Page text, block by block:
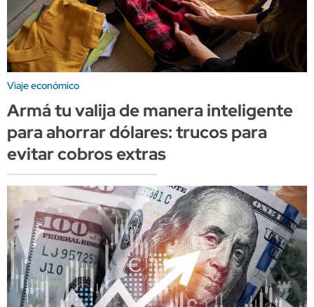
Viaje económico
Armá tu valija de manera inteligente
para ahorrar dólares: trucos para
evitar cobros extras